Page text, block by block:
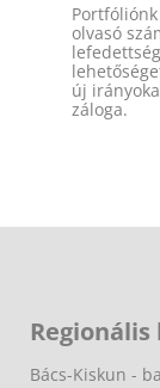
olvasó
új
záloga.
Bács-Kiskun -